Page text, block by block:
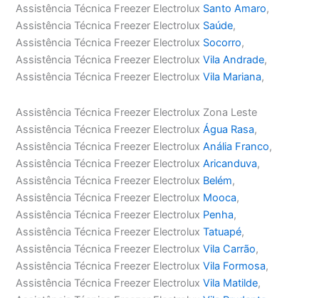
Assistência Técnica Freezer Electrolux Santo Amaro,
Assistência Técnica Freezer Electrolux Saúde,
Assistência Técnica Freezer Electrolux Socorro,
Assistência Técnica Freezer ElectroluxVila Andrade,
Assistência Técnica Freezer ElectroluxVila Mariana,
Assistência Técnica Freezer Electrolux Zona Leste
Assistência Técnica Freezer ElectroluxÁgua Rasa,
Assistência Técnica Freezer ElectroluxAnália Franco,
Assistência Técnica Freezer ElectroluxAricanduva,
Assistência Técnica Freezer Electrolux Belém,
Assistência Técnica Freezer Electrolux Mooca,
Assistência Técnica Freezer Electrolux Penha,
Assistência Técnica Freezer ElectroluxTatuapé,
Assistência Técnica Freezer ElectroluxVila Carrão,
Assistência Técnica Freezer ElectroluxVila Formosa,
Assistência Técnica Freezer ElectroluxVila Matilde,